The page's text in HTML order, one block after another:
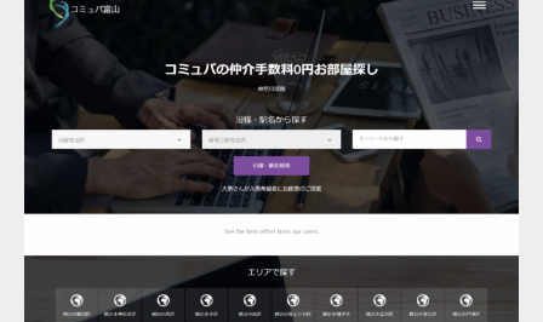
更新日：2023.03.09
検索サイト